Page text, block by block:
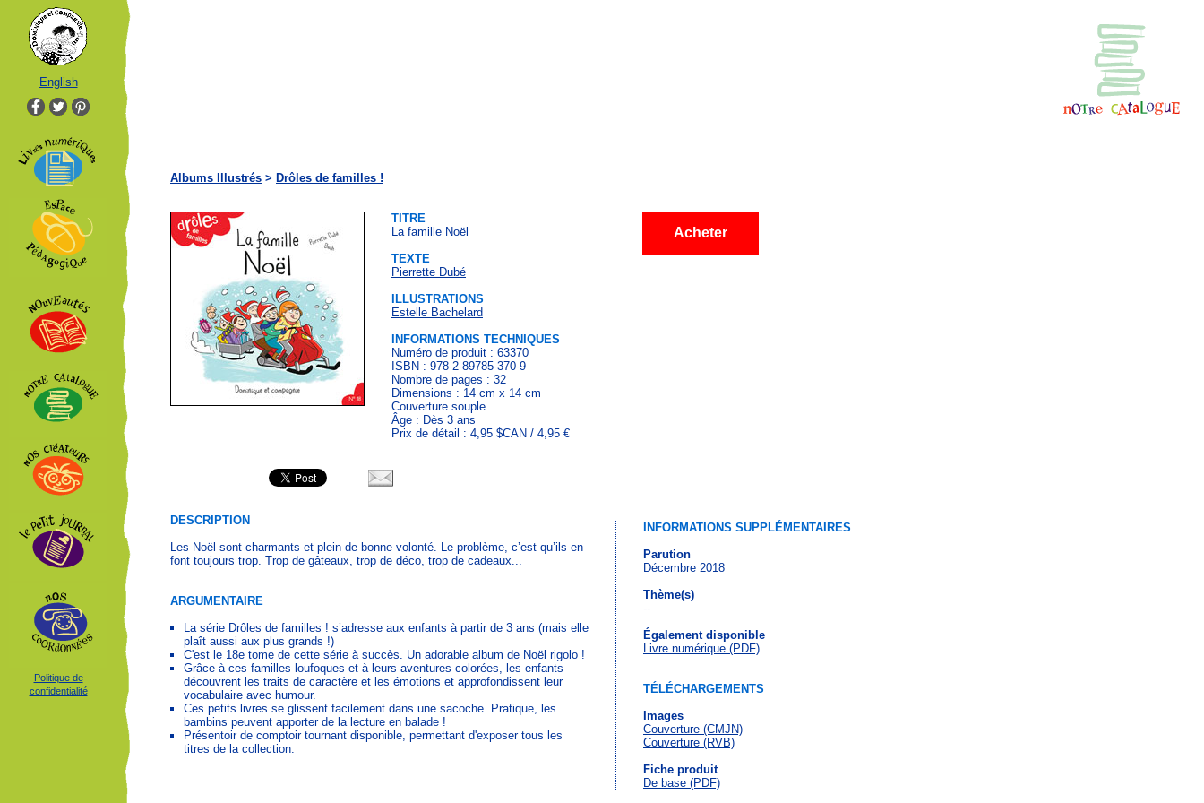
English
Politique de
confidentialité
Albums Illustrés > Drôles de familles !
TITRE
La famille Noël
TEXTE
Pierrette Dubé
ILLUSTRATIONS
Estelle Bachelard
INFORMATIONS TECHNIQUES
Numéro de produit : 63370
ISBN : 978-2-89785-370-9
Nombre de pages : 32
Dimensions : 14 cm x 14 cm
Couverture souple
Âge : Dès 3 ans
Prix de détail : 4,95 $CAN / 4,95 €
Acheter
DESCRIPTION
Les Noël sont charmants et plein de bonne volonté. Le problème, c’est qu’ils en
font toujours trop. Trop de gâteaux, trop de déco, trop de cadeaux...
ARGUMENTAIRE
La série Drôles de familles ! s’adresse aux enfants à partir de 3 ans (mais elle
plaît aussi aux plus grands !)
C'est le 18e tome de cette série à succès. Un adorable album de Noël rigolo !
Grâce à ces familles loufoques et à leurs aventures colorées, les enfants
découvrent les traits de caractère et les émotions et approfondissent leur
vocabulaire avec humour.
Ces petits livres se glissent facilement dans une sacoche. Pratique, les
bambins peuvent apporter de la lecture en balade !
Présentoir de comptoir tournant disponible, permettant d'exposer tous les
titres de la collection.
INFORMATIONS SUPPLÉMENTAIRES
Parution
Décembre 2018
Thème(s)
--
Également disponible
Livre numérique (PDF)
TÉLÉCHARGEMENTS
Images
Couverture (CMJN)
Couverture (RVB)
Fiche produit
De base (PDF)